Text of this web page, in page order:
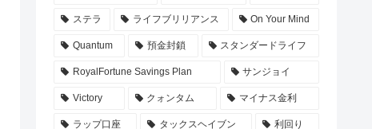
ステラ ライフブリリアンス On Your Mind
Quantum 預金封鎖 スタンダードライフ
RoyalFortune Savings Plan サンジョイ
Victory クォンタム マイナス金利
ラップ口座 タックスヘイブン 利回り